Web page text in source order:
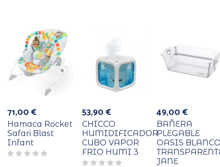
71,00€
Hamaca Rocket
Safari Blast
Infant
53,90€
CHICCO
HUMIDIFICADOR
CUBO VAPOR
FRIO HUMI 3
49,00€
BAÑERA
PLEGABLE
OASIS
JANE